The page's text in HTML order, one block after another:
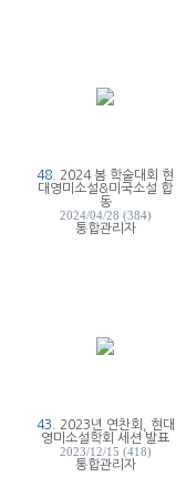
48.
2024 봄 학술대회 현
대영미소설&미국소설 합
동
2024/04/28 (384)
통합관리자
43.
2023년 연찬회, 현대
영미소설학회 세션 발표
2023/12/15 (418)
통합관리자